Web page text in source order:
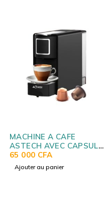
MACHINE A CAFE
ASTECH AVEC CAPSULE
NESPRESSO CM052FBO
65 000 CFA
Ajouter au panier